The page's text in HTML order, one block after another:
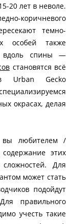
20 лет в неволе.
коричневого
темно-
особей также
вдоль спины —
становятся всё
Urban Gecko
окрасах, делая
вы любителем /
этих
Для
может стать
подойдут
правильного
учесть такие